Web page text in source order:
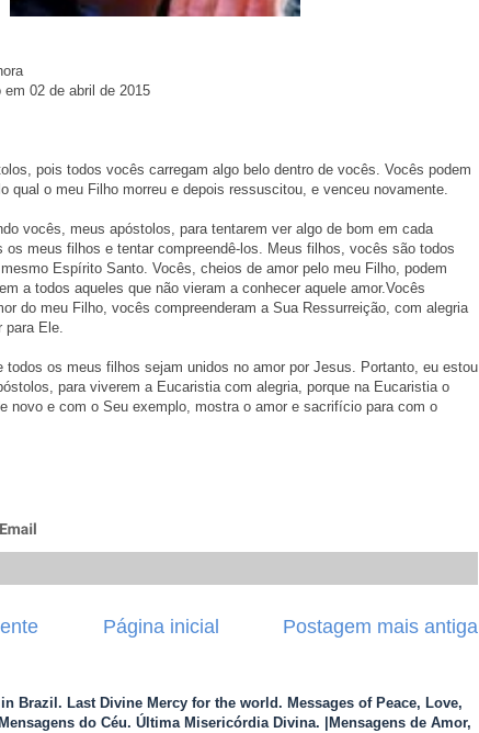
02 de abril de 2015
pois todos vocês carregam algo belo dentro de vocês. Vocês podem
qual o meu Filho morreu e depois ressuscitou, e venceu novamente.
vocês, meus apóstolos, para tentarem ver algo de bom em cada
os meus filhos e tentar compreendê­-los. Meus filhos, vocês são todos
Espírito Santo. Vocês, cheios de amor pelo meu Filho, podem
a todos aqueles que não vieram a conhecer aquele amor.Vocês
do meu Filho, vocês compreenderam a Sua Ressurreição, com alegria
para Ele.
todos os meus filhos sejam unidos no amor por Jesus. Portanto, eu estou
para viverem a Eucaristia com alegria, porque na Eucaristia o
novo e com o Seu exemplo, mostra o amor e sacrifício para com o
Postagem mais antiga
Página inicial
Brazil. Last Divine Mercy for the world. Messages of Peace, Love,
do Céu. Última Misericórdia Divina. |Mensagens de Amor,